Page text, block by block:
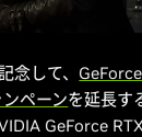
念して、
ペーンを延長す
GeForce